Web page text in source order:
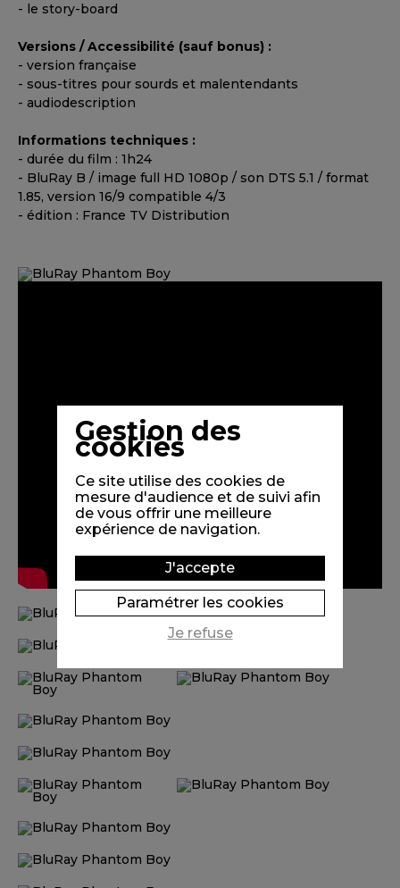
- le story-board
Versions / Accessibilité (sauf bonus) :
- version française
- sous-titres pour sourds et malentendants
- audiodescription
Informations techniques :
- durée du film : 1h24
- BluRay B / image full HD 1080p / son DTS 5.1 / format
1.85, version 16/9 compatible 4/3
- édition : France TV Distribution
Gestion des
cookies
Ce site utilise des cookies de
mesure d'audience et de suivi afin
de vous offrir une meilleure
expérience de navigation.
J'accepte
Paramétrer les cookies
Je refuse